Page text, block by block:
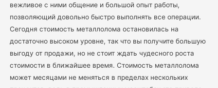
вежливое с ними общение и большой опыт работы,
позволяющий довольно быстро выполнять все операции.
Сегодня стоимость металлолома остановилась на
достаточно высоком уровне, так что вы получите большую
выгоду от продажи, но не стоит ждать чудесного роста
стоимости в ближайшее время. Стоимость металлолома
может месяцами не меняться в пределах нескольких